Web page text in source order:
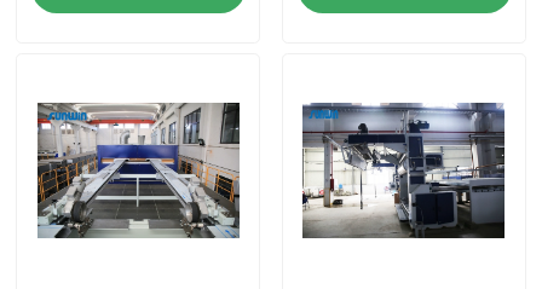
macchina dello stenter del tessuto
Macchina di Stenter dell'aria calda